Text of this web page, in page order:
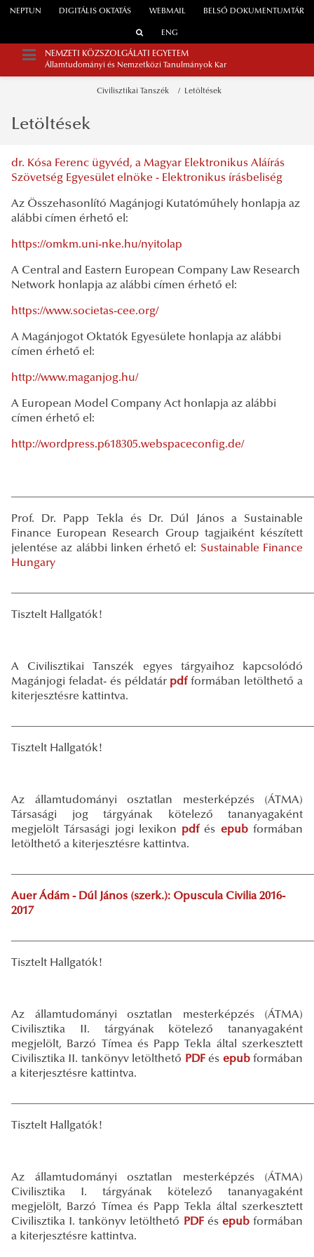
WEBMAIL
NEPTUN DIGITÁLIS OKTATÁS BELSŐ DOKUMENTUMTÁR
ENG
NEMZETI KÖZSZOLGÁLATI EGYETEM
Államtudományi és Nemzetközi Tanulmányok Kar
Civilisztikai Tanszék Letöltések
Letöltések
dr. Kósa Ferenc ügyvéd, a Magyar Elektronikus Aláírás
Szövetség Egyesület elnöke - Elektronikus írásbeliség
Az Összehasonlító Magánjogi Kutatóműhely honlapja az
alábbi címen érhető el:
https://omkm.uni-nke.hu/nyitolap
A Central and Eastern European Company Law Research
Network honlapja az alábbi címen érhető el:
https://www.societas-cee.org/
A Magánjogot Oktatók Egyesülete honlapja az alábbi
címen érhető el:
http://www.maganjog.hu/
A European Model Company Act honlapja az alábbi
címen érhető el:
http://wordpress.p618305.webspaceconfig.de/
Prof. Dr. Papp Tekla és Dr. Dúl János a Sustainable
Finance European Research Group tagjaiként készített
jelentése az alábbi linken érhető el: Sustainable Finance
Hungary
Tisztelt Hallgatók!
A Civilisztikai Tanszék egyes tárgyaihoz kapcsolódó
Magánjogi feladat- és példatár pdf formában letölthető a
kiterjesztésre kattintva.
Tisztelt Hallgatók!
Az államtudományi osztatlan mesterképzés (ÁTMA)
Társasági jog tárgyának kötelező tananyagaként
megjelölt Társasági jogi lexikon pdfés epubformában
letölthető a kiterjesztésre kattintva.
Auer Ádám - Dúl János (szerk.): Opuscula Civilia 2016-
2017
Tisztelt Hallgatók!
Az államtudományi osztatlan mesterképzés (ÁTMA)
Civilisztika II. tárgyának kötelező tananyagaként
megjelölt, Barzó Tímea és Papp Tekla által szerkesztett
Civilisztika II. tankönyv letölthető PDFés epubformában
a kiterjesztésre kattintva.
Tisztelt Hallgatók!
Az államtudományi osztatlan mesterképzés (ÁTMA)
Civilisztika I. tárgyának kötelező tananyagaként
megjelölt, Barzó Tímea és Papp Tekla által szerkesztett
Civilisztika I. tankönyv letölthető PDFés epubformában
a kiterjesztésre kattintva.